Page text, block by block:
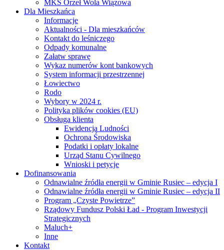
MKS Orzeł Wola Wiązowa
Dla Mieszkańca
Informacje
Aktualności - Dla mieszkańców
Kontakt do leśniczego
Odpady komunalne
Załatw sprawę
Wykaz numerów kont bankowych
System informacji przestrzennej
Łowiectwo
Rodo
Wybory w 2024 r.
Polityka plików cookies (EU)
Obsługa klienta
Ewidencja Ludności
Ochrona Środowiska
Podatki i opłaty lokalne
Urząd Stanu Cywilnego
Wnioski i petycje
Dofinansowania
Odnawialne źródła energii w Gminie Rusiec – edycja I
Odnawialne źródła energii w Gminie Rusiec – edycja II
Program „Czyste Powietrze”
Rządowy Fundusz Polski Ład - Program Inwestycji
Strategicznych
Maluch+
Inne
Kontakt